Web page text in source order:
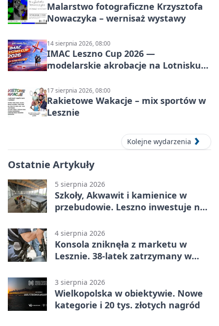
Malarstwo fotograficzne Krzysztofa
Nowaczyka – wernisaż wystawy
14 sierpnia 2026, 08:00
IMAC Leszno Cup 2026 —
modelarskie akrobacje na Lotnisku
17 sierpnia 2026, 08:00
Rakietowe Wakacje – mix sportów w
Lesznie
Kolejne wydarzenia
Ostatnie Artykuły
5 sierpnia 2026
Szkoły, Akwawit i kamienice w
przebudowie. Leszno inwestuje na
4 sierpnia 2026
Konsola zniknęła z marketu w
Lesznie. 38-latek zatrzymany w
3 sierpnia 2026
Wielkopolska w obiektywie. Nowe
kategorie i 20 tys. złotych nagród